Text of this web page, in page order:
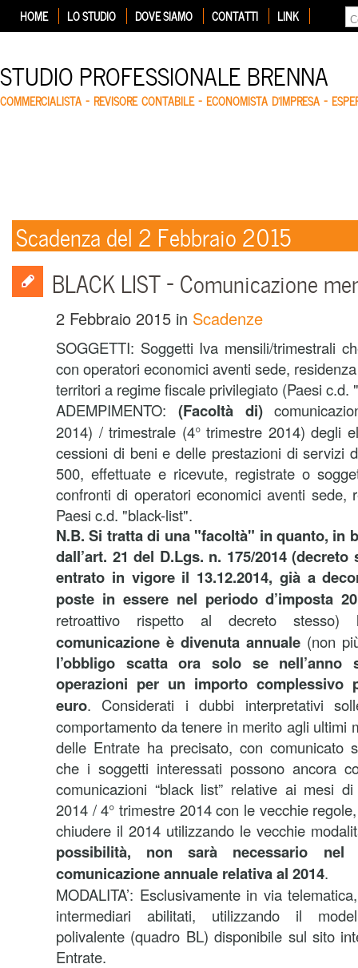
HOME LO STUDIO DOVE SIAMO CONTATTI LINK
STUDIO PROFESSIONALE BRENNA
COMMERCIALISTA – REVISORE CONTABILE – ECONOMISTA D'IMPRESA –
Scadenza del 2 Febbraio 2015
BLACK LIST – Comunicazione
2 Febbraio 2015 in Scadenze
SOGGETTI: Soggetti Iva mensili/trimestrali
con operatori economici aventi sede,
territori a regime fiscale privilegiato (Paesi c.d.
ADEMPIMENTO: (Facoltà di)
2014) / trimestrale (4° trimestre 2014) degli
cessioni di beni e delle prestazioni di servizi
500, effettuate e ricevute, registrate o
confronti di operatori economici aventi sede,
Paesi c.d. "black-list".
N.B. Si tratta di una "facoltà" in quanto, in
dall’art. 21 del D.Lgs. n. 175/2014
entrato in vigore il 13.12.2014, già a
poste in essere nel periodo d’imposta
retroattivo rispetto al decreto stesso)
comunicazione è divenuta annuale (non
l’obbligo scatta ora solo se nell’anno
operazioni per un importo complessivo
euro. Considerati i dubbi interpretativi
comportamento da tenere in merito agli ultimi
delle Entrate ha precisato, con comunicato
che i soggetti interessati possono ancora
comunicazioni “black list” relative ai mesi
2014 / 4° trimestre 2014 con le vecchie
chiudere il 2014 utilizzando le vecchie
possibilità, non sarà necessario nel
comunicazione annuale relativa al 2014.
MODALITA’: Esclusivamente in via
intermediari abilitati, utilizzando il
polivalente (quadro BL) disponibile sul sito
Entrate.